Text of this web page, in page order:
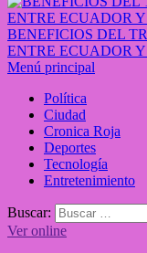
BENEFICIOS DEL
ENTRE ECUADOR
Menú principal
Política
Ciudad
Cronica Roja
Deportes
Tecnología
Entretenimiento
Buscar:
Ver online